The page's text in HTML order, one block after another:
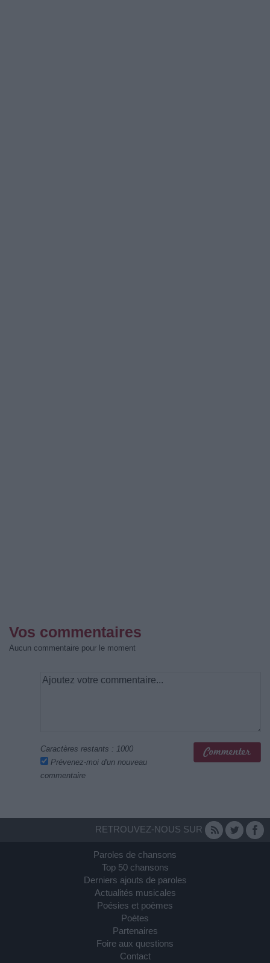
Vos commentaires
Aucun commentaire pour le moment
Caractères restants : 1000
Prévenez-moi d'un nouveau
commentaire
RETROUVEZ-NOUS SUR
Paroles de chansons
Top 50 chansons
Derniers ajouts de paroles
Actualités musicales
Poésies et poèmes
Poètes
Partenaires
Foire aux questions
Contact